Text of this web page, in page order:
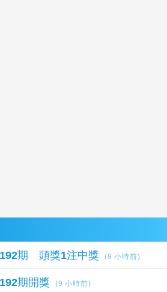
期 頭獎1注中獎 (8 小時前)
期開獎 (9 小時前)